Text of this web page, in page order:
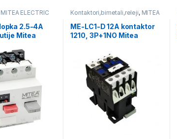
MITEA ELECTRIC
2.5-4A
Mitea
Kontaktori,bimetali,releji, MITEA
ME-LC1-D 12A kontaktor
1210, 3P+1NO Mitea